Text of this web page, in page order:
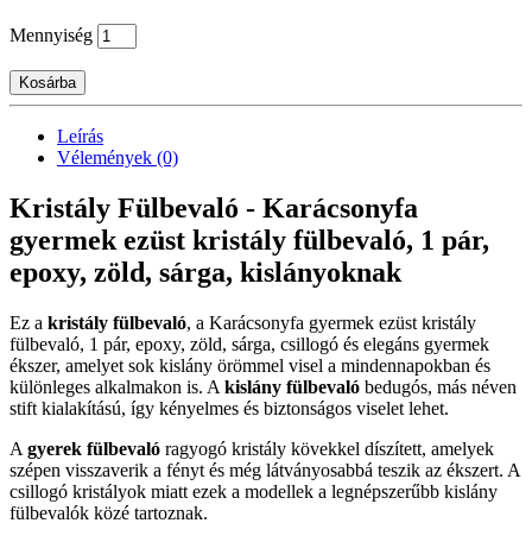
Mennyiség
Kosárba
Leírás
Vélemények (0)
Kristály Fülbevaló - Karácsonyfa
gyermek ezüst kristály fülbevaló, 1 pár,
epoxy, zöld, sárga, kislányoknak
Ez a kristály fülbevaló, a Karácsonyfa gyermek ezüst kristály
fülbevaló, 1 pár, epoxy, zöld, sárga, csillogó és elegáns gyermek
ékszer, amelyet sok kislány örömmel visel a mindennapokban és
különleges alkalmakon is. A kislány fülbevaló bedugós, más néven
stift kialakítású, így kényelmes és biztonságos viselet lehet.
A gyerek fülbevaló ragyogó kristály kövekkel díszített, amelyek
szépen visszaverik a fényt és még látványosabbá teszik az ékszert. A
csillogó kristályok miatt ezek a modellek a legnépszerűbb kislány
fülbevalók közé tartoznak.